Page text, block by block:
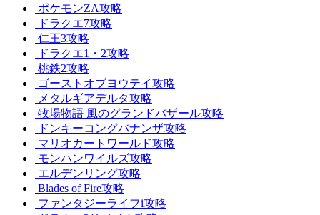
ポケモンZA攻略
ドラクエ7攻略
仁王3攻略
ドラクエ1・2攻略
桃鉄2攻略
ゴーストオブヨウテイ攻略
メタルギアデルタ攻略
牧場物語 風のグランドバザール攻略
ドンキーコングバナンザ攻略
マリオカートワールド攻略
モンハンワイルズ攻略
エルデンリング攻略
Blades of Fire攻略
ファンタジーライフi攻略